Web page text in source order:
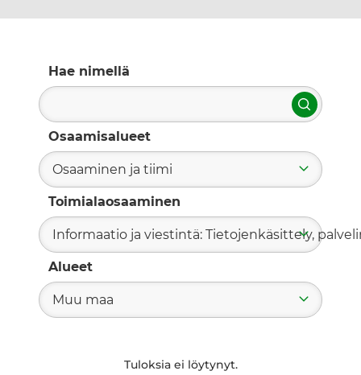
Hae nimellä
Hae
Osaamisalueet
Osaaminen ja tiimi
Toimialaosaaminen
Informaatio ja viestintä: Tietojenkäsittely,
Alueet
Muu maa
Tuloksia ei löytynyt.